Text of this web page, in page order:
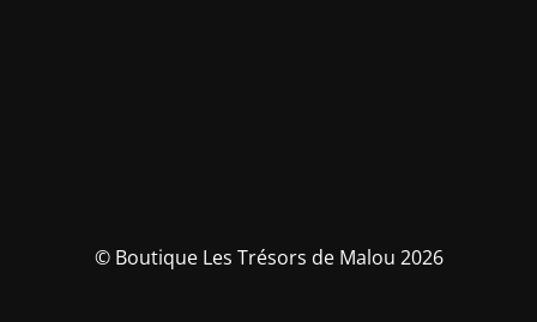
© Boutique Les Trésors de Malou 2026